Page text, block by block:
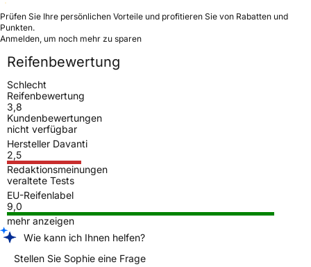
Prüfen Sie Ihre persönlichen Vorteile und profitieren Sie von Rabatten und
Punkten.
Anmelden, um noch mehr zu sparen
Reifenbewertung
Schlecht
Reifenbewertung
3,8
Kundenbewertungen
nicht verfügbar
Hersteller Davanti
2,5
Redaktionsmeinungen
veraltete Tests
EU-Reifenlabel
9,0
mehr anzeigen
Wie kann ich Ihnen helfen?
Stellen Sie Sophie eine Frage